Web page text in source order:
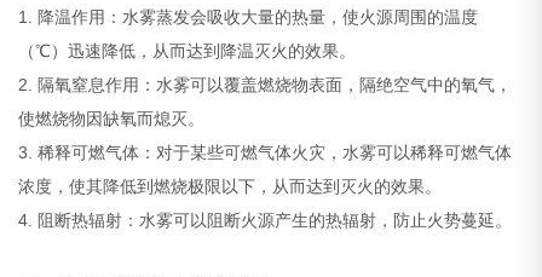
1. 降温作用：水雾蒸发会吸收大量的热量，使火源周围的温度
（℃）迅速降低，从而达到降温灭火的效果。
2. 隔氧窒息作用：水雾可以覆盖燃烧物表面，隔绝空气中的氧气，
使燃烧物因缺氧而熄灭。
3. 稀释可燃气体：对于某些可燃气体火灾，水雾可以稀释可燃气体
浓度，使其降低到燃烧极限以下，从而达到灭火的效果。
4. 阻断热辐射：水雾可以阻断火源产生的热辐射，防止火势蔓延。